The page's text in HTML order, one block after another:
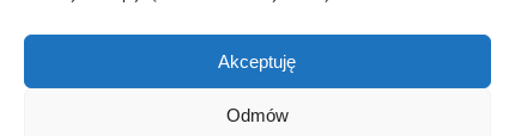
Akceptuję
Odmów
APS zainwestuje 100 mln PLN w rozwój
mocy produkcyjnych w Zielonym Okręgu